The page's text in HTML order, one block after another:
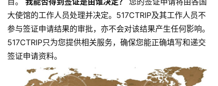
大使馆的工作人员处理并决定。517CTRIP及其工作人员不
参与签证申请结果的审批，亦不会对该结果产生任何影响。
517CTRIP只为您提供相关服务，确保您能正确填写和递交
签证申请资料。